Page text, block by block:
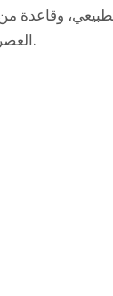
وقاعدة
العصرية ذات الطابع البسيط. متينة وأنيقة، ومثالية للمساحات الصغيرة.